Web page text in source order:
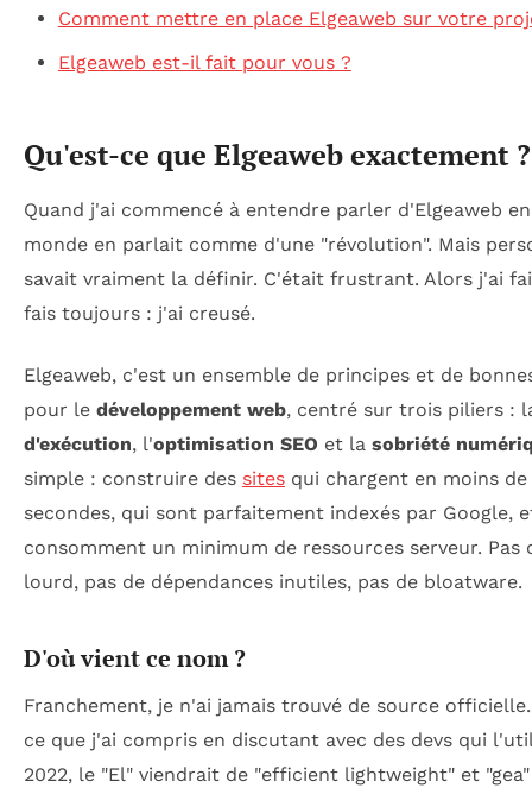
Comment mettre en place Elgeaweb sur votre
Elgeaweb est-il fait pour vous ?
Qu'est-ce que Elgeaweb exactement ?
Quand j'ai commencé à entendre parler d'Elgeaweb
monde en parlait comme d'une "révolution". Mais
savait vraiment la définir. C'était frustrant. Alors j'ai
fais toujours : j'ai creusé.
Elgeaweb, c'est un ensemble de principes et de
pour le développement web, centré sur trois piliers :
d'exécution, l'optimisation SEO et la sobriété
simple : construire des sites qui chargent en moins de
secondes, qui sont parfaitement indexés par Google,
consomment un minimum de ressources serveur. Pas
lourd, pas de dépendances inutiles, pas de bloatware.
D'où vient ce nom ?
Franchement, je n'ai jamais trouvé de source
ce que j'ai compris en discutant avec des devs qui
2022, le "El" viendrait de "efficient lightweight" et